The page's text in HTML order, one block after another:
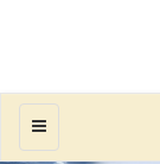
منو